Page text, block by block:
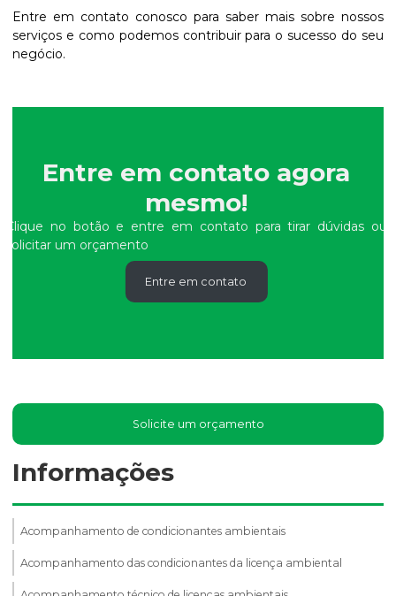
Entre em contato conosco para saber mais sobre nossos
serviços e como podemos contribuir para o sucesso do seu
negócio.
Entre em contato agora
mesmo!
Clique no botão e entre em contato para tirar dúvidas ou
solicitar um orçamento
Entre em contato
Solicite um orçamento
Informações
Acompanhamento de condicionantes ambientais
Acompanhamento das condicionantes da licença ambiental